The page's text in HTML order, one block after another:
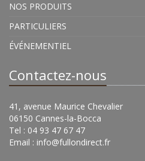
NOS PRODUITS
PARTICULIERS
ÉVÉNEMENTIEL
Contactez-nous
41, avenue Maurice Chevalier
06150 Cannes-la-Bocca
Tel : 04 93 47 67 47
Email : info@fullondirect.fr